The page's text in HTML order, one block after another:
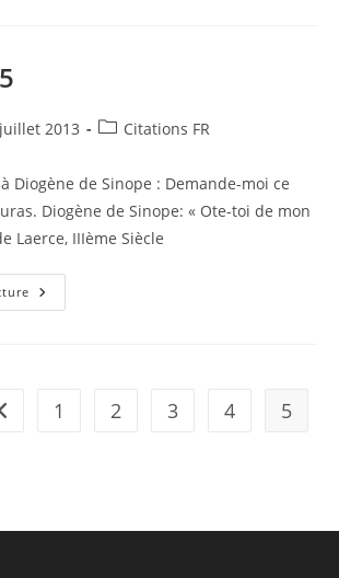
2013
PostCitations FR
Diogène de Sinope : Demande-moi ce
Diogène de Sinope: « Ote-toi de mon
Laerce, IIIème Siècle
Citation
05
to the previous page
1 2 3 4 5